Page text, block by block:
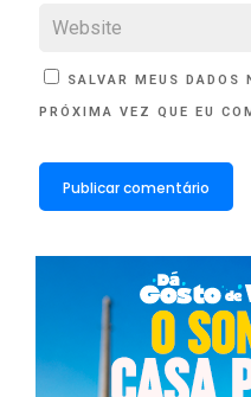
SALVAR MEUS DADOS
PRÓXIMA VEZ QUE EU